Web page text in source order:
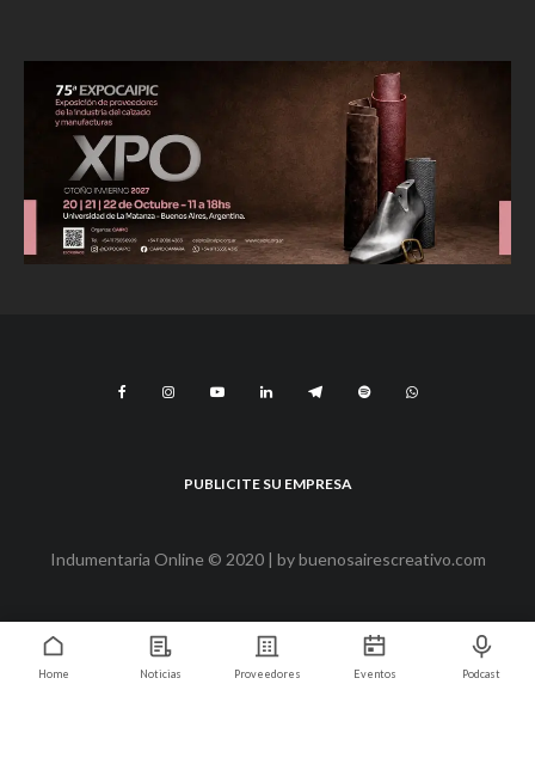
PUBLICITE SU EMPRESA
Indumentaria Online © 2020 | bybuenosairescreativo.com
Home Noticias Proveedores Eventos Podcast